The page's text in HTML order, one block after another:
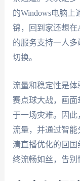
的Windows电脑上
锦，回到家还想在
的服务支持一人
切换。
流量和稳定性是
赛点球大战，画
于一场灾难。因
流量，并通过智
清直播优化的回
终流畅如丝，告别